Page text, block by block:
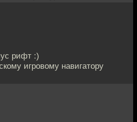
рифт :)
игровому навигатору